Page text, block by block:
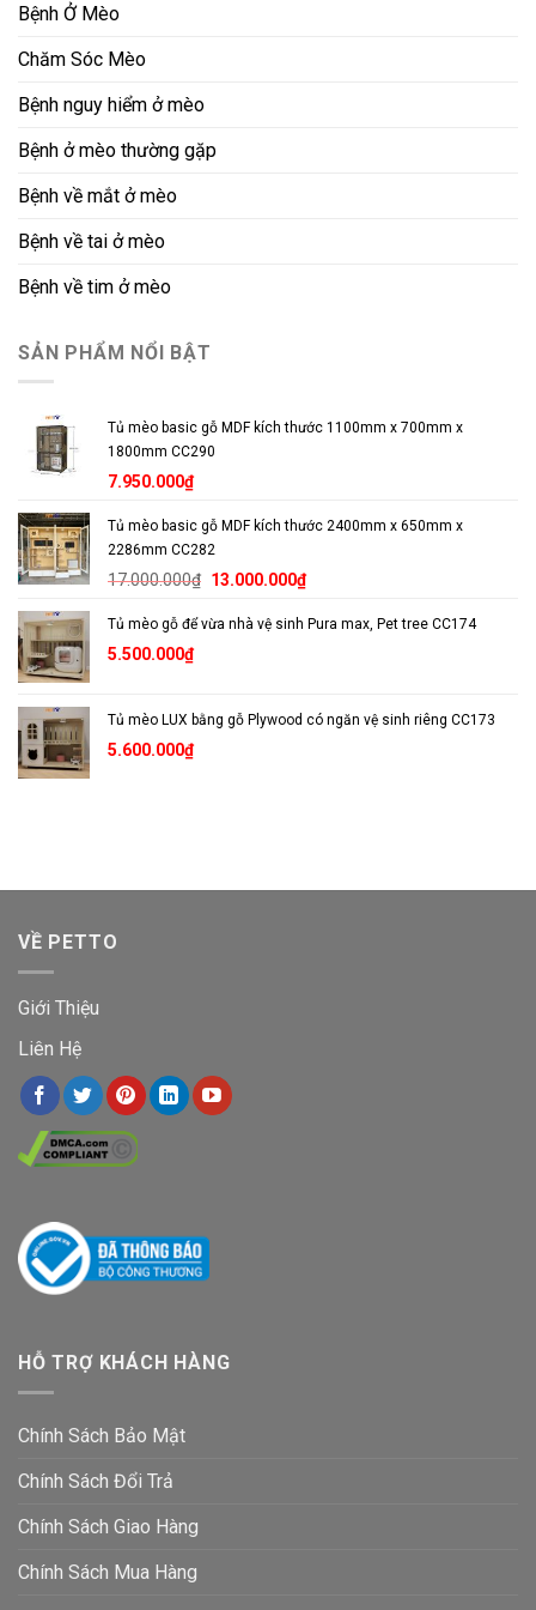
Bệnh Ở Mèo
Chăm Sóc Mèo
Bệnh nguy hiểm ở mèo
Bệnh ở mèo thường gặp
Bệnh về mắt ở mèo
Bệnh về tai ở mèo
Bệnh về tim ở mèo
SẢN PHẨM NỔI BẬT
Tủ mèo basic gỗ MDF kích thước 1100mm x 700mm x
1800mm CC290
7.950.000₫
Tủ mèo basic gỗ MDF kích thước 2400mm x 650mm x
2286mm CC282
17.000.000₫ Giá
là:
13.000.000₫Giá
tại
Tủ mèo gỗ để vừa nhà vệ sinh Pura max, Pet tree CC174
5.500.000₫
Tủ mèo LUX bằng gỗ Plywood có ngăn vệ sinh riêng CC173
5.600.000₫
VỀ PETTO
Giới Thiệu
Liên Hệ
HỖ TRỢ KHÁCH HÀNG
Chính Sách Bảo Mật
Chính Sách Đổi Trả
Chính Sách Giao Hàng
Chính Sách Mua Hàng